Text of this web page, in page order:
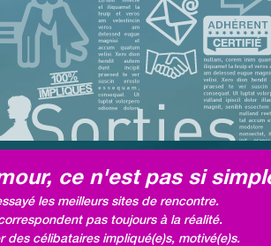
ce n'est pas si
les meilleurs sites de rencontre.
pas toujours à la réalité.
des célibataires impliqué(e)s, motivé(e)s.